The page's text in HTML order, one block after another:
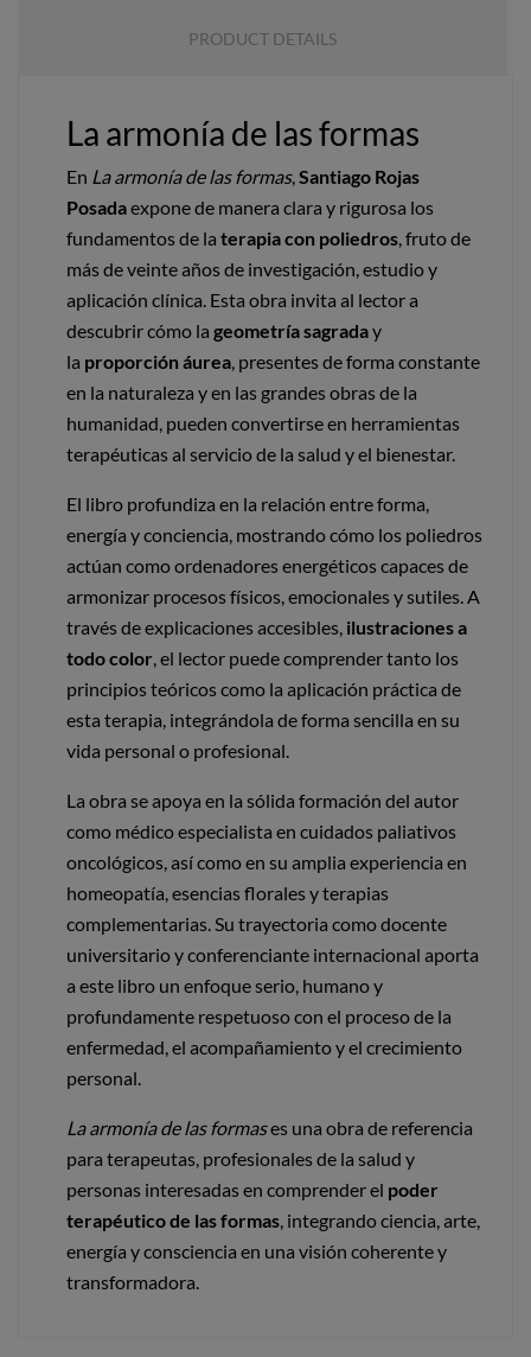
PRODUCT DETAILS
La armonía de las formas
En La armonía de las formas,Santiago Rojas
Posadaexpone de manera clara y rigurosa los
fundamentos de la terapia con poliedros, fruto de
más de veinte años de investigación, estudio y
aplicación clínica. Esta obra invita al lector a
descubrir cómo la geometría sagraday
la proporción áurea, presentes de forma constante
en la naturaleza y en las grandes obras de la
humanidad, pueden convertirse en herramientas
terapéuticas al servicio de la salud y el bienestar.
El libro profundiza en la relación entre forma,
energía y conciencia, mostrando cómo los poliedros
actúan como ordenadores energéticos capaces de
armonizar procesos físicos, emocionales y sutiles. A
través de explicaciones accesibles, ilustraciones a
todo color, el lector puede comprender tanto los
principios teóricos como la aplicación práctica de
esta terapia, integrándola de forma sencilla en su
vida personal o profesional.
La obra se apoya en la sólida formación del autor
como médico especialista en cuidados paliativos
oncológicos, así como en su amplia experiencia en
homeopatía, esencias florales y terapias
complementarias. Su trayectoria como docente
universitario y conferenciante internacional aporta
a este libro un enfoque serio, humano y
profundamente respetuoso con el proceso de la
enfermedad, el acompañamiento y el crecimiento
personal.
La armonía de las formases una obra de referencia
para terapeutas, profesionales de la salud y
personas interesadas en comprender el poder
terapéutico de las formas, integrando ciencia, arte,
energía y consciencia en una visión coherente y
transformadora.